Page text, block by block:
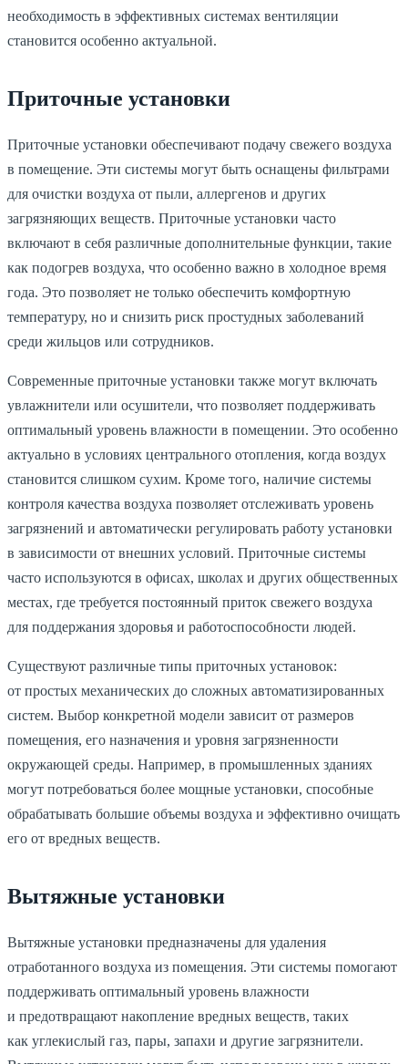
необходимость в эффективных системах вентиляции
становится особенно актуальной.
Приточные установки
Приточные установки обеспечивают подачу свежего воздуха
в помещение. Эти системы могут быть оснащены фильтрами
для очистки воздуха от пыли, аллергенов и других
загрязняющих веществ. Приточные установки часто
включают в себя различные дополнительные функции, такие
как подогрев воздуха, что особенно важно в холодное время
года. Это позволяет не только обеспечить комфортную
температуру, но и снизить риск простудных заболеваний
среди жильцов или сотрудников.
Современные приточные установки также могут включать
увлажнители или осушители, что позволяет поддерживать
оптимальный уровень влажности в помещении. Это особенно
актуально в условиях центрального отопления, когда воздух
становится слишком сухим. Кроме того, наличие системы
контроля качества воздуха позволяет отслеживать уровень
загрязнений и автоматически регулировать работу установки
в зависимости от внешних условий. Приточные системы
часто используются в офисах, школах и других общественных
местах, где требуется постоянный приток свежего воздуха
для поддержания здоровья и работоспособности людей.
Существуют различные типы приточных установок:
от простых механических до сложных автоматизированных
систем. Выбор конкретной модели зависит от размеров
помещения, его назначения и уровня загрязненности
окружающей среды. Например, в промышленных зданиях
могут потребоваться более мощные установки, способные
обрабатывать большие объемы воздуха и эффективно очищать
его от вредных веществ.
Вытяжные установки
Вытяжные установки предназначены для удаления
отработанного воздуха из помещения. Эти системы помогают
поддерживать оптимальный уровень влажности
и предотвращают накопление вредных веществ, таких
как углекислый газ, пары, запахи и другие загрязнители.